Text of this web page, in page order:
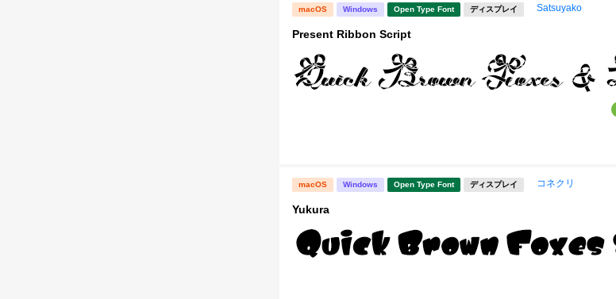
macOS Windows Open Type Font ディスプレイ Satsuyako
Present Ribbon Script
macOS Windows Open Type Font ディスプレイ コネクリ
Yukura